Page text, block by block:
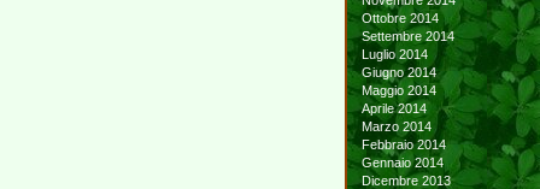
Ottobre 2014
Settembre 2014
Luglio 2014
Giugno 2014
Maggio 2014
Aprile 2014
Marzo 2014
Febbraio 2014
Gennaio 2014
Dicembre 2013